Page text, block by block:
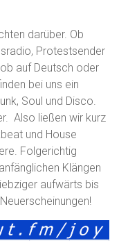
darüber. Ob
Protestsender
auf Deutsch oder
bei uns ein
Soul und Disco.
Also ließen wir kurz
und House
Folgerichtig
Klängen
aufwärts bis